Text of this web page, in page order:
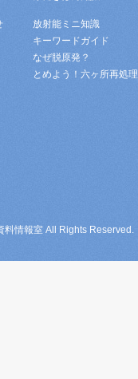
放射能ミニ知識
キーワードガイド
なぜ脱原発？
とめよう！六ヶ所再処理
料情報室 All Rights Reserved.